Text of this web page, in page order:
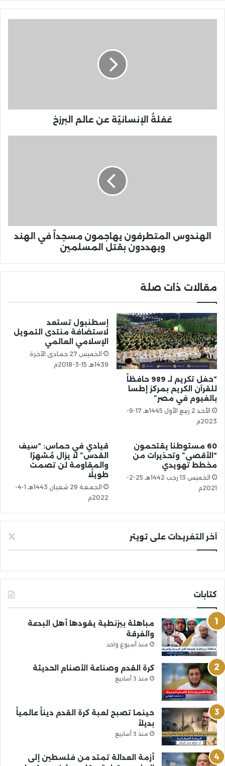
غفلةُ الإنسانيّة عن عالم البرزخ
الهندوس المتطرفون يهاجمون مسجداً في الهند
ويهددون بقتل المسلمين
مقالات ذات صلة
“حفل تكريم لـ 989 حافظاً
للقرآن الكريم بمركز إطسا
بالفيوم في مصر”
الأحد 2 ربيع الأول 1445هـ 17-9-
2023م
إسطنبول تستعد
لاستضافة منتدى التمويل
الإسلامي العالمي
الخميس 27 جمادى الآخرة
1439هـ 15-3-2018م
60 مستوطنا يقتحمون
“الأقصى” وتحذيرات من
مخطط تهويدي
الخميس 13 رجب 1442هـ 25-2-
2021م
قيادي في حماس: “سيف
القدس” لا يزال مُشهرًا
والمقاومة لن تصمت
طويلًا
الجمعة 29 شعبان 1443هـ 1-4-
2022م
آخر التغريدات على تويتر
كتابات
مباهلة بيزنطية يقودها أهل البدعة
والفرقة
منذ أسبوع واحد
كرة القدم وصناعة الأصنام الحديثة
منذ 3 أسابيع
حينما تصبح لعبة كرة القدم ديناً عالمياً
بديلاً
منذ 3 أسابيع
أزمة العدالة تمتد من فلسطين إلى